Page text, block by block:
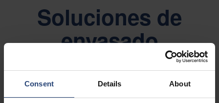
Consent Details About
Soluciones de
envasado
moldeadas por
inyección